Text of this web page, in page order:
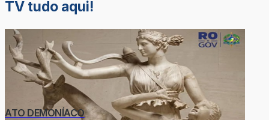
TV tudo aqui!
ATO DEMONÍACO